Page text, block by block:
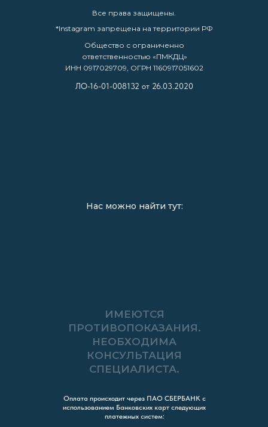
Все права защищены.
*Instagram запрещена на территории РФ
Общество с ограниченно
ответственностью «ПМКДЦ»
ИНН 0917029709, ОГРН 1160917051602
ИМЕЮТСЯ
ПРОТИВОПОКАЗАНИЯ.
НЕОБХОДИМА
КОНСУЛЬТАЦИЯ
СПЕЦИАЛИСТА.
Нас можно найти тут:
ЛО-16-01-008132 от 26.03.2020
Оплата происходит через ПАО СБЕРБАНК с
использованием Банковских карт следующих
платежных систем: